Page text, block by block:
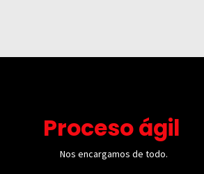
Proceso ágil
Nos encargamos de todo.